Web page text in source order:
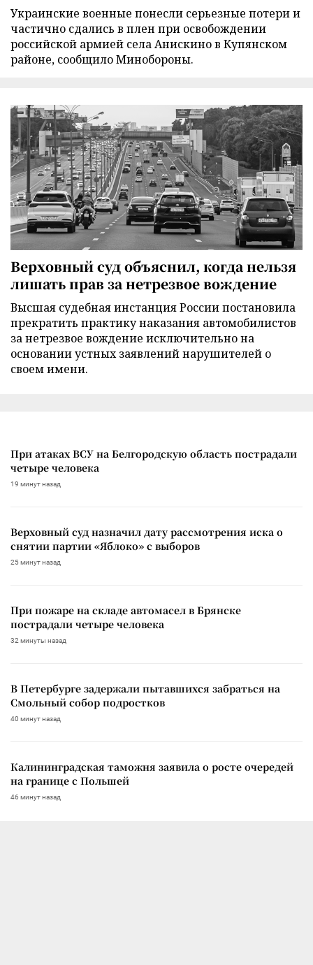
Украинские военные понесли серьезные потери и
частично сдались в плен при освобождении
российской армией села Анискино в Купянском
районе, сообщило Минобороны.
Верховный суд объяснил, когда нельзя
лишать прав за нетрезвое вождение
Высшая судебная инстанция России постановила
прекратить практику наказания автомобилистов
за нетрезвое вождение исключительно на
основании устных заявлений нарушителей о
своем имени.
При атаках ВСУ на Белгородскую область пострадали
четыре человека
19 минут назад
Верховный суд назначил дату рассмотрения иска о
снятии партии «Яблоко» с выборов
25 минут назад
При пожаре на складе автомасел в Брянске
пострадали четыре человека
32 минуты назад
В Петербурге задержали пытавшихся забраться на
Смольный собор подростков
40 минут назад
Калининградская таможня заявила о росте очередей
на границе с Польшей
46 минут назад